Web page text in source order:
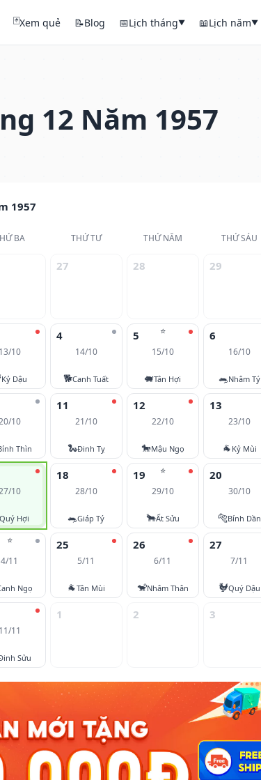
🃏Xem quẻ 📝Blog 📅Lịch tháng▼ 📖Lịch năm▼
12 Năm 1957
1957
BA THỨ TƯ THỨ NĂM THỨ SÁU
27 28 29
13/10
Kỷ Dậu
4
14/10
🐕Canh Tuất
⭐
5
15/10
🐖Tân Hợi
6
16/10
🐀Nhâm Tý
10
Thìn
11
21/10
🐍Đinh Tỵ
12
22/10
🐎Mậu Ngọ
13
23/10
🐐 Kỷ Mùi
10
Quý Hợi
18
28/10
🐀Giáp Tý
⭐
19
29/10
🐂Ất Sửu
20
30/10
🐅Bính Dần
⭐
4/11
Ngọ
25
5/11
🐐Tân Mùi
26
6/11
🐒Nhâm Thân
27
7/11
🐓Quý Dậu
11/11
Sửu
1 2 3